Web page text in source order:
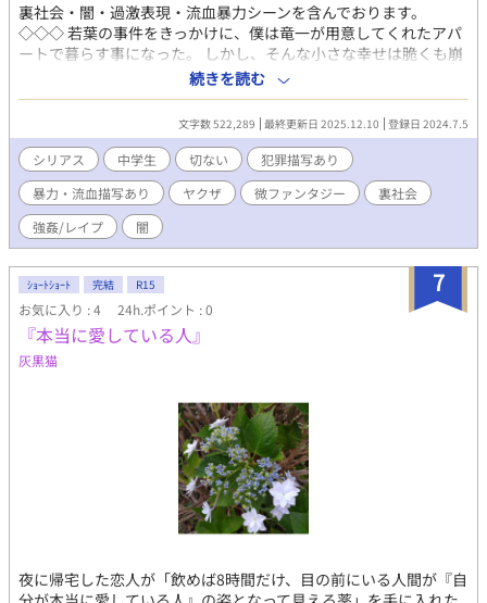
裏社会・闇・過激表現・流血暴力シーンを含んでおります。
◇◇◇ 若葉の事件をきっかけに、僕は竜一が用意してくれたアパ
ートで暮らす事になった。 しかし、そんな小さな幸せは脆くも崩
れ、内部抗争に巻き込まれてしまう。 《ハイジ編》完 危ない所を
助けられた僕は、拉致監禁・拘束され、無理矢理犯されてしま
う。 以前とは違う猟奇的・狂気的なハイジに戸惑いながらも、そ
の本質は何も変わっていない事に気付き…… 中学生×中学生(元
彼・ヤクザの犬) 〈菊地編〉完 『菊地に抱かれてこい』──その
条件をのんだ僕は、半グレ詐欺グループの一人、菊地の元へと搬
送される。 最初こそ乱暴にされるものの、僕を寵愛するようにな
り…… 中学生×社会人(凶悪犯・半グレ) 〈五十嵐編〉完 五十嵐
と共にアジトを離れるものの、失意のどん底にいた僕は、更なる
幕の思惑を知った僕は── 中学生×中学生？ 〈キング編〉完
『また、会えたね』──僕を助け手を差し伸べたのは、予想だに
しなかった人物だった。 彼らの城で飼われる内に、今まで見えて
いなかった真実が見え…… 中学生×社会人(反社) 〈エピロー
グ〉 完 目が覚めると、僕の傍には良く見知った人物がいて── ＊
ズ5作目。 注:過去シリーズでのネタバレあり。過度な説明もあり
ません。 詳しく知りたい場合は、過去シリーズを参照して下さる
と助かります。 暴力、性暴力、強姦、無理矢理、一部グロテスク
表現を含みます。 ◇◇◇ この物語はフィクションです。 登場する
人物・団体・名称等は架空であり、実在の人物・団体・名称等と
は一切関係ありません。 また法律・法令に反する行為を容認・推
奨するものではありません。 ◇◇◇ 暴力団の事は詳しく知りませ
凶悪犯罪、未解決事件等をヒントにした部分を含んでおります。
犯罪事件名及び内容には多少のフェイクを混ぜています。実際の
続きを読む
文字数 522,289 最終更新日 2025.12.10 登録日 2024.7.5
シリアス 中学生 切ない
犯罪描写あり
暴力・流血描写あり
ヤクザ 微ファンタジー
裏社会
強姦/レイプ
闇
7
ｼｮｰﾄｼｮｰﾄ 完結 R15
お気に入り : 4 24h.ポイント : 0
『本当に愛している人』
灰黒猫
夜に帰宅した恋人が「飲めば8時間だけ、目の前にいる人間が『自